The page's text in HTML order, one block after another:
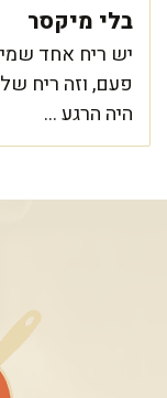
בלי מיקסר
יש ריח אחד
פעם, וזה ריח
היה הרגע ...